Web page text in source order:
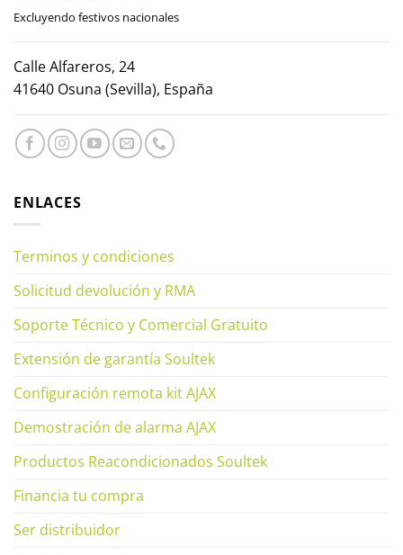
Excluyendo festivos nacionales
Calle Alfareros, 24
41640 Osuna (Sevilla), España
ENLACES
Terminos y condiciones
Solicitud devolución y RMA
Soporte Técnico y Comercial Gratuito
Extensión de garantía Soultek
Configuración remota kit AJAX
Demostración de alarma AJAX
Productos Reacondicionados Soultek
Financia tu compra
Ser distribuidor